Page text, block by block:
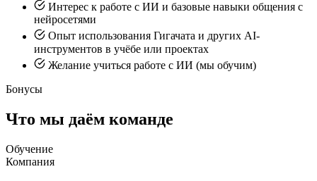
Интерес к работе с ИИ и базовые навыки общения с
нейросетями
Опыт использования Гигачата и других AI-
инструментов в учёбе или проектах
Желание учиться работе с ИИ (мы обучим)
Бонусы
Что мы даём команде
Обучение
Компания